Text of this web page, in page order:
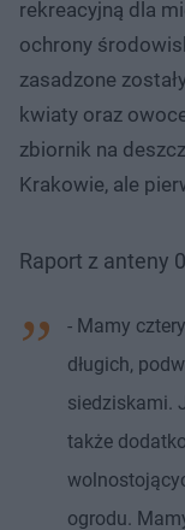
rekreacyjną dla
ochrony
zasadzone
kwiaty oraz
zbiornik na
Krakowie, ale
Raport z anteny
- Mamy
długich,
siedziskami.
także
ogrodu.